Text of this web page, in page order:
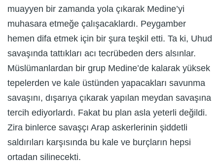
muayyen bir zamanda yola çıkarak Medine’yi
muhasara etmeğe çalışacaklardı. Peygamber
hemen difa etmek için bir şura teşkil etti. Ta ki, Uhud
savaşında tattıkları acı tecrübeden ders alsınlar.
Müslümanlardan bir grup Medine’de kalarak yüksek
tepelerden ve kale üstünden yapacakları savunma
savaşını, dışarıya çıkarak yapılan meydan savaşına
tercih ediyorlardı. Fakat bu plan asla yeterli değildi.
Zira binlerce savaşçı Arap askerlerinin şiddetli
saldırıları karşısında bu kale ve burçların hepsi
ortadan silinecekti.